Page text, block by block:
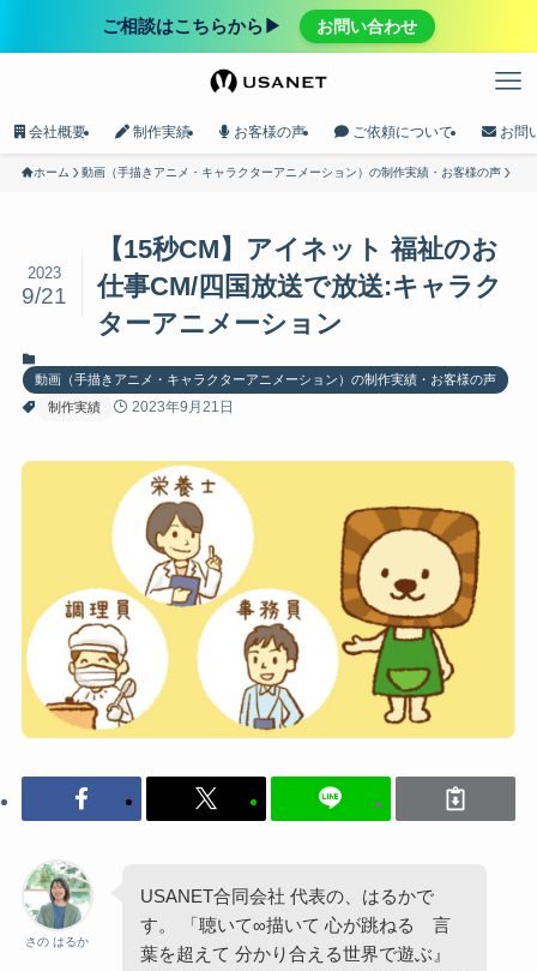
ご相談はこちらから▶︎ お問い合わせ
会社概要 制作実績 お客様の声 ご依頼について お問
ホーム 動画（手描きアニメ・キャラクターアニメーション）の制作実績・お客様の声
【15秒CM】アイネット 福祉のお
仕事CM/四国放送で放送:キャラク
ターアニメーション
2023
9/21
動画（手描きアニメ・キャラクターアニメーション）の制作実績・お客様の声
制作実績
2023年9月21日
さの はるか
USANET合同会社 代表の、はるかで
す。 「聴いて∞描いて 心が跳ねる 言
葉を超えて 分かり合える世界で遊ぶ』